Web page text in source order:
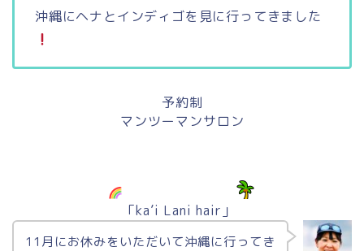
沖縄にヘナとインディゴを見に行ってきました
予約制
マンツーマンサロン
「ka’i Lani hair」
11月にお休みをいただいて沖縄に行ってき